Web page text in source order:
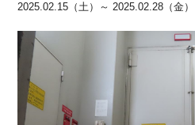
2025.02.15（土）～ 2025.02.28（金）